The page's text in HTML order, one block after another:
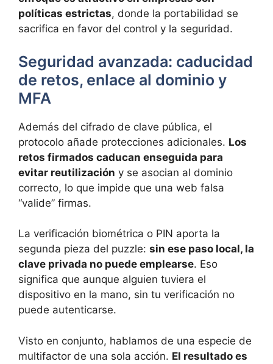
políticas estrictas, donde la portabilidad se
sacrifica en favor del control y la seguridad.
Seguridad avanzada: caducidad
de retos, enlace al dominio y
MFA
Además del cifrado de clave pública, el
protocolo añade protecciones adicionales. Los
retos firmados caducan enseguida para
evitar reutilización y se asocian al dominio
correcto, lo que impide que una web falsa
“valide” firmas.
La verificación biométrica o PIN aporta la
segunda pieza del puzzle: sin ese paso local, la
clave privada no puede emplearse. Eso
significa que aunque alguien tuviera el
dispositivo en la mano, sin tu verificación no
puede autenticarse.
Visto en conjunto, hablamos de una especie de
multifactor de una sola acción. El resultado es